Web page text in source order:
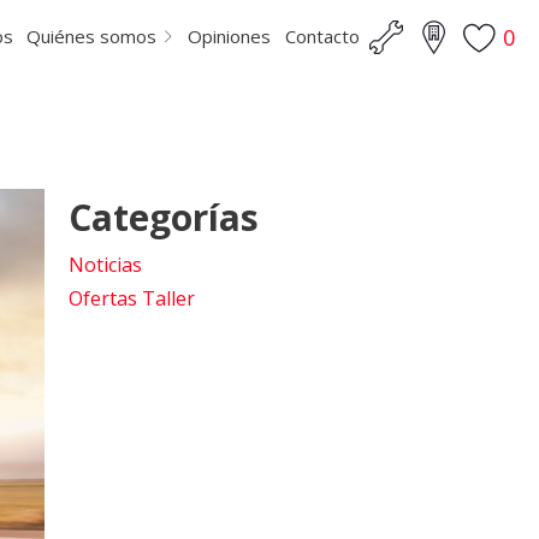
Quiénes somos Opiniones Contacto 0
Categorías
Noticias
Ofertas Taller